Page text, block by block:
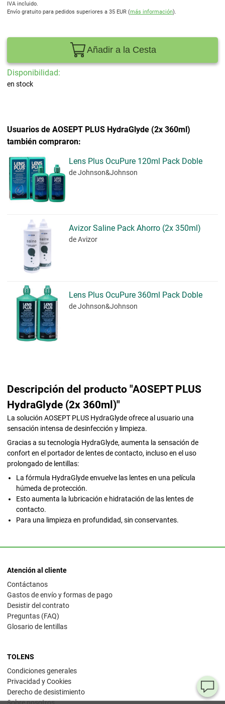
IVA incluido.
Envío gratuito para pedidos superiores a 35 EUR (más información).
Añadir a la Cesta
Disponibilidad:
en stock
Usuarios de AOSEPT PLUS HydraGlyde (2x 360ml)
también compraron:
Lens Plus OcuPure 120ml Pack Doble
de Johnson&Johnson
Avizor Saline Pack Ahorro (2x 350ml)
de Avizor
Lens Plus OcuPure 360ml Pack Doble
de Johnson&Johnson
Descripción del producto "AOSEPT PLUS
HydraGlyde (2x 360ml)"
La solución AOSEPT PLUS HydraGlyde ofrece al usuario una
sensación intensa de desinfección y limpieza.
Gracias a su tecnología HydraGlyde, aumenta la sensación de
confort en el portador de lentes de contacto, incluso en el uso
prolongado de lentillas:
La fórmula HydraGlyde envuelve las lentes en una película
húmeda de protección.
Esto aumenta la lubricación e hidratación de las lentes de
contacto.
Para una limpieza en profundidad, sin conservantes.
Atención al cliente
Contáctanos
Gastos de envío y formas de pago
Desistir del contrato
Preguntas (FAQ)
Glosario de lentillas
TOLENS
Condiciones generales
Privacidad y Cookies
Derecho de desistimiento
Sobre nosotros